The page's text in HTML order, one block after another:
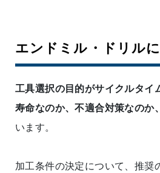
エンドミル・ドリル
工具選択の目的がサイクルタイ
寿命なのか、不適合対策なのか
います。
加工条件の決定について、推奨